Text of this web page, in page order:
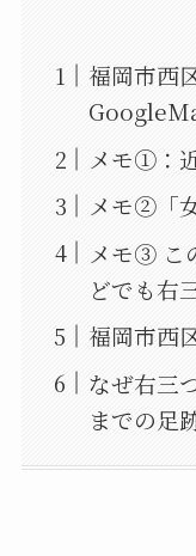
福岡市西
メモ①：
メモ②「
メモ③ こ
どでも右
福岡市西
なぜ右三
までの足